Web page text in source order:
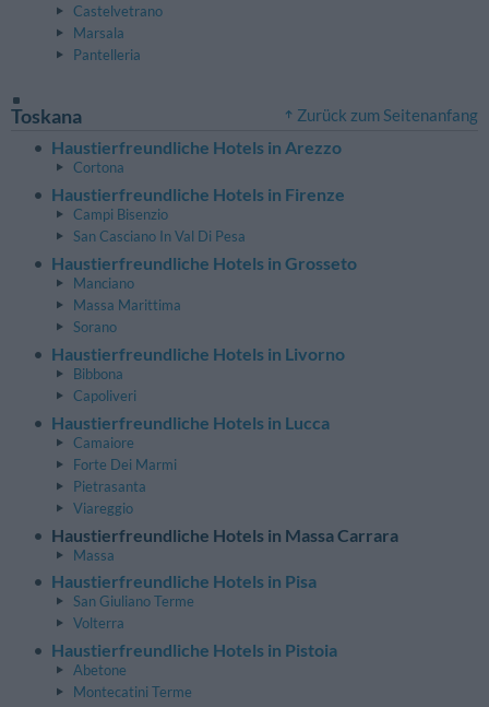
Castelvetrano
Marsala
Pantelleria
Toskana Zurück zum Seitenanfang
Haustierfreundliche Hotels in Arezzo
Cortona
Haustierfreundliche Hotels in Firenze
Campi Bisenzio
San Casciano In Val Di Pesa
Haustierfreundliche Hotels in Grosseto
Manciano
Massa Marittima
Sorano
Haustierfreundliche Hotels in Livorno
Bibbona
Capoliveri
Haustierfreundliche Hotels in Lucca
Camaiore
Forte Dei Marmi
Pietrasanta
Viareggio
Haustierfreundliche Hotels in Massa Carrara
Massa
Haustierfreundliche Hotels in Pisa
San Giuliano Terme
Volterra
Haustierfreundliche Hotels in Pistoia
Abetone
Montecatini Terme